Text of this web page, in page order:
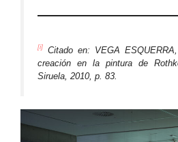
[i] Citado en: VEGA
creación en la pintura de
Siruela, 2010, p. 83.